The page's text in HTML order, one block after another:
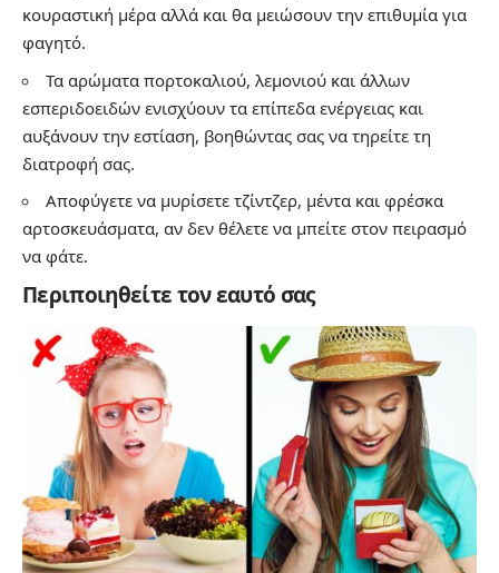
κουραστική μέρα αλλά και θα μειώσουν την επιθυμία για
φαγητό.
Τα αρώματα πορτοκαλιού, λεμονιού και άλλων
εσπεριδοειδών ενισχύουν τα επίπεδα ενέργειας και
αυξάνουν την εστίαση, βοηθώντας σας να τηρείτε τη
διατροφή σας.
Αποφύγετε να μυρίσετε τζίντζερ, μέντα και φρέσκα
αρτοσκευάσματα, αν δεν θέλετε να μπείτε στον πειρασμό
να φάτε.
Περιποιηθείτε τον εαυτό σας